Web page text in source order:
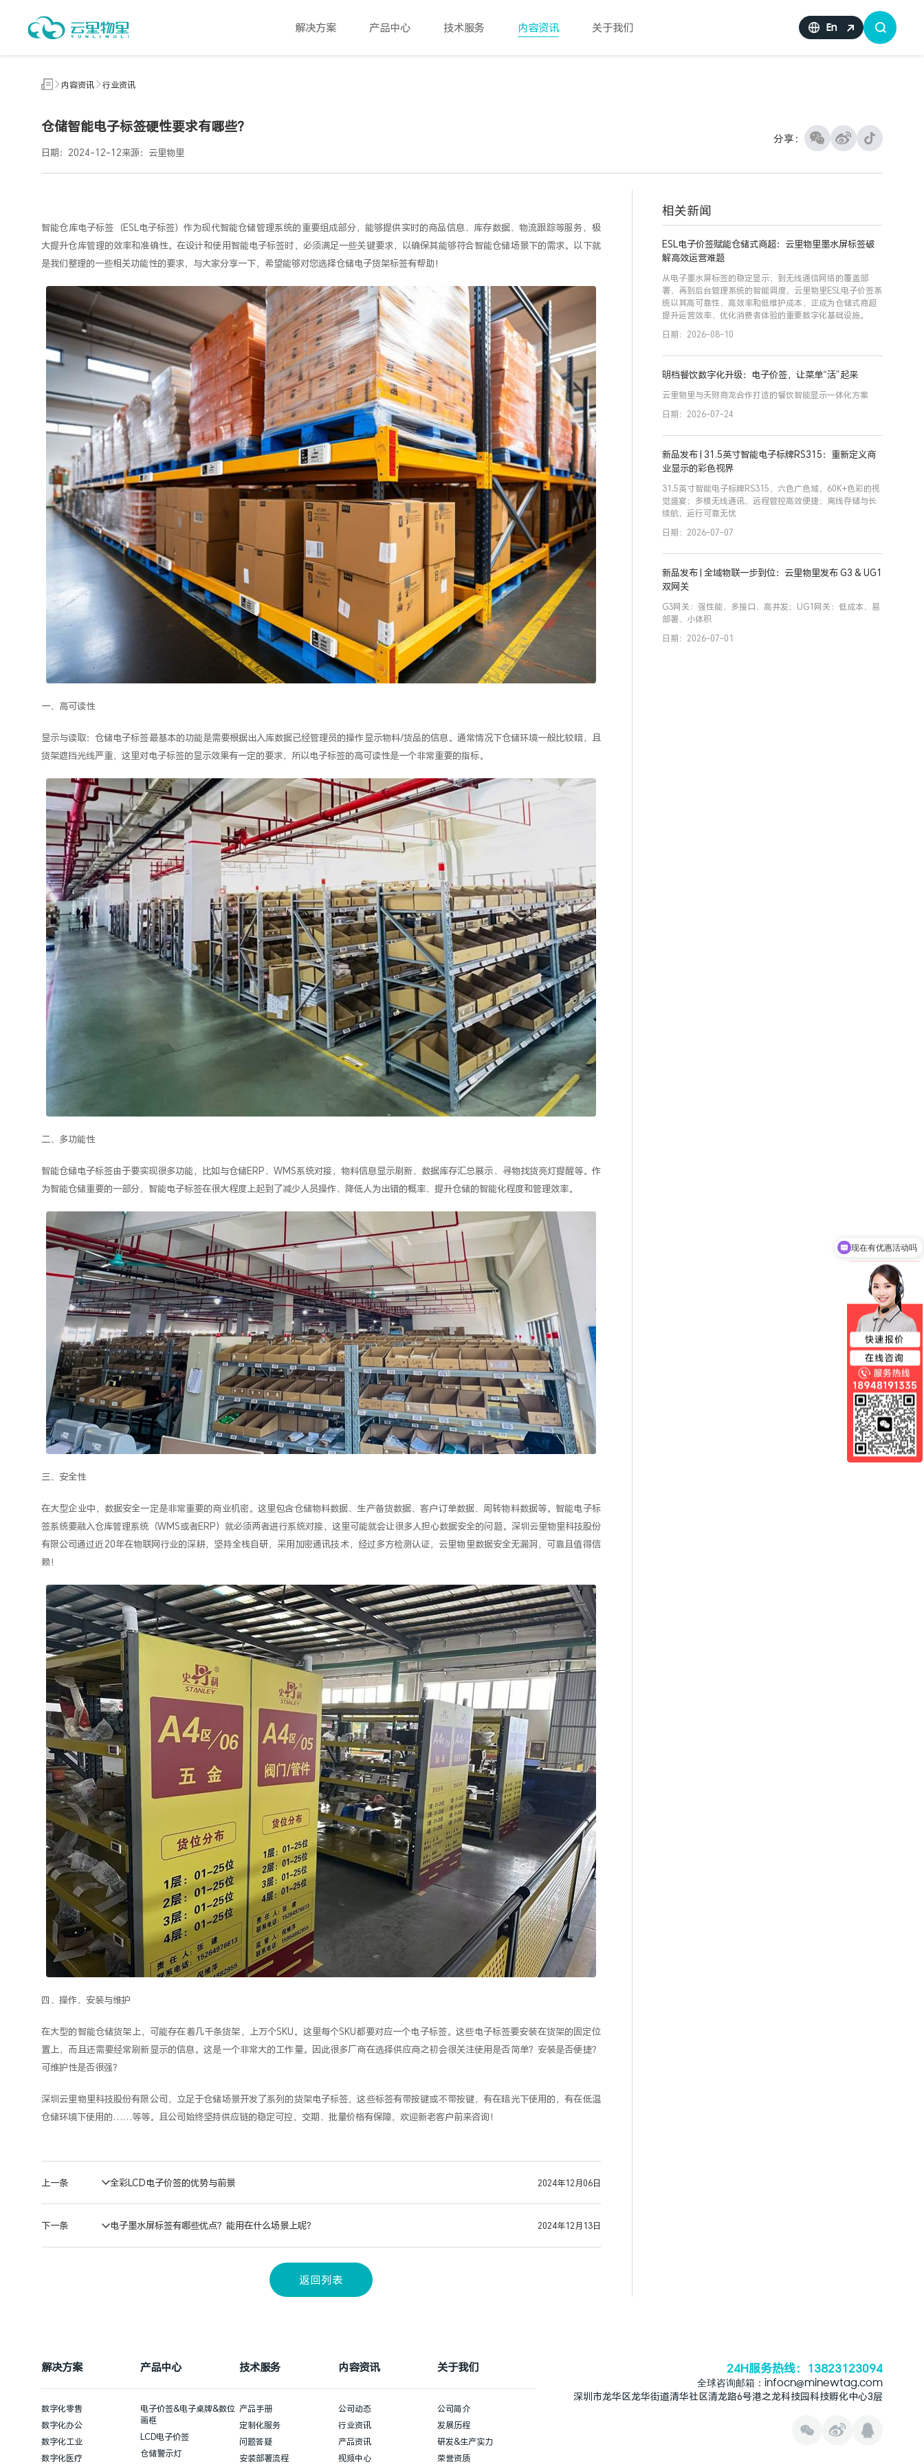
解决方案 产品中心 技术服务 内容资讯 关于我们 En
内容资讯 行业资讯
仓储智能电子标签硬性要求有哪些？
日期：2024-12-12来源：云里物里
分享：
智能仓库电子标签（ESL电子标签）作为现代智能仓储管理系统的重要组成部分，能够提供实时的商品信息、库存数据、物流跟踪等服务，极
大提升仓库管理的效率和准确性。在设计和使用智能电子标签时，必须满足一些关键要求，以确保其能够符合智能仓储场景下的需求。以下就
是我们整理的一些相关功能性的要求，与大家分享一下，希望能够对您选择仓储电子货架标签有帮助！
一、高可读性
显示与读取：仓储电子标签最基本的功能是需要根据出入库数据已经管理员的操作显示物料/货品的信息。通常情况下仓储环境一般比较暗，且
货架遮挡光线严重，这里对电子标签的显示效果有一定的要求，所以电子标签的高可读性是一个非常重要的指标。
二、多功能性
智能仓储电子标签由于要实现很多功能，比如与仓储ERP、WMS系统对接，物料信息显示刷新、数据库存汇总展示、寻物找货亮灯提醒等。作
为智能仓储重要的一部分，智能电子标签在很大程度上起到了减少人员操作、降低人为出错的概率、提升仓储的智能化程度和管理效率。
三、安全性
在大型企业中，数据安全一定是非常重要的商业机密。这里包含仓储物料数据、生产备货数据、客户订单数据、周转物料数据等。智能电子标
签系统要融入仓库管理系统（WMS或者ERP）就必须两者进行系统对接，这里可能就会让很多人担心数据安全的问题。深圳云里物里科技股份
有限公司通过近20年在物联网行业的深耕，坚持全栈自研，采用加密通讯技术，经过多方检测认证，云里物里数据安全无漏洞，可靠且值得信
赖！
四、操作、安装与维护
在大型的智能仓储货架上，可能存在着几千条货架，上万个SKU。这里每个SKU都要对应一个电子标签。这些电子标签要安装在货架的固定位
置上，而且还需要经常刷新显示的信息。这是一个非常大的工作量。因此很多厂商在选择供应商之初会很关注使用是否简单？安装是否便捷？
可维护性是否很强？
深圳云里物里科技股份有限公司，立足于仓储场景开发了系列的货架电子标签，这些标签有带按键或不带按键，有在暗光下使用的，有在低温
仓储环境下使用的……等等。且公司始终坚持供应链的稳定可控，交期、批量价格有保障，欢迎新老客户前来咨询！
上一条 全彩LCD电子价签的优势与前景 2024年12月06日
下一条 电子墨水屏标签有哪些优点？能用在什么场景上呢？ 2024年12月13日
返回列表
相关新闻
ESL电子价签赋能仓储式商超：云里物里墨水屏标签破
解高效运营难题
从电子墨水屏标签的稳定显示，到无线通信网络的覆盖部
署，再到后台管理系统的智能调度，云里物里ESL电子价签系
统以其高可靠性、高效率和低维护成本，正成为仓储式商超
提升运营效率、优化消费者体验的重要数字化基础设施。
日期：2026-08-10
明档餐饮数字化升级：电子价签，让菜单“活”起来
云里物里与天财商龙合作打造的餐饮智能显示一体化方案
日期：2026-07-24
新品发布 | 31.5英寸智能电子标牌RS315：重新定义商
业显示的彩色视界
31.5英寸智能电子标牌RS315，六色广色域，60K+色彩的视
觉盛宴；多模无线通讯，远程管控高效便捷；离线存储与长
续航，运行可靠无忧
日期：2026-07-07
新品发布 | 全域物联一步到位：云里物里发布 G3 & UG1
双网关
G3网关：强性能、多接口、高并发；UG1网关：低成本、易
部署、小体积
日期：2026-07-01
解决方案
数字化零售
数字化办公
数字化工业
数字化医疗
产品中心
电子价签&电子桌牌&数位
画框
LCD电子价签
仓储警示灯
技术服务
产品手册
定制化服务
问题答疑
安装部署流程
内容资讯
公司动态
行业资讯
产品资讯
视频中心
关于我们
公司简介
发展历程
研发&生产实力
荣誉资质
24H服务热线：13823123094
全球咨询邮箱：infocn@minewtag.com
深圳市龙华区龙华街道清华社区清龙路6号港之龙科技园科技孵化中心3层
可以介绍下你们的产品么